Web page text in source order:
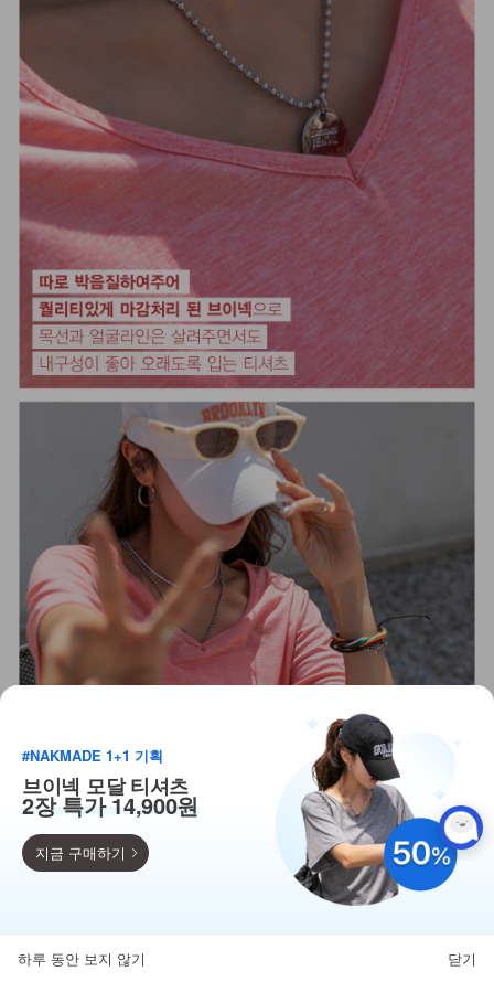
득템찬스
#NAKMADE 1+1 기획
브이넥 모달 티셔츠
2장 특가 14,900원
지금 구매하기
하루 동안 보지 않기 닫기
뒤로가기 카테고리 마이페이지